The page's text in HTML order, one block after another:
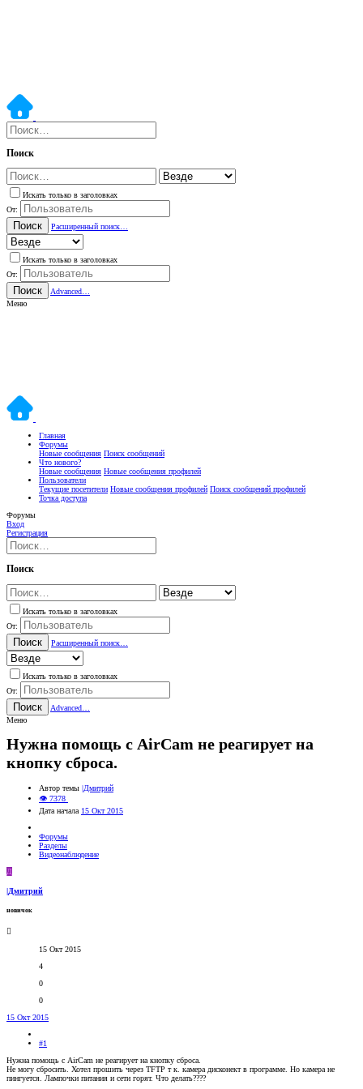
Поиск
Искать только в заголовках
От:
Поиск Расширенный поиск…
Искать только в заголовках
От:
Поиск
Advanced…
Меню
Главная
Форумы
Новые сообщения Поиск сообщений
Что нового?
Новые сообщения Новые сообщения профилей
Пользователи
Текущие посетители Новые сообщения профилей Поиск сообщений профилей
Точка доступа
Форумы
Вход
Регистрация
Поиск
Искать только в заголовках
От:
Поиск Расширенный поиск…
Искать только в заголовках
От:
Поиск
Advanced…
Меню
Нужна помощь с AirCam не реагирует на
кнопку сброса.
Автор темы |Дмитрий
👁 7378
Дата начала 15 Окт 2015
Форумы
Разделы
Видеонаблюдение
Д
|Дмитрий
новичок
15 Окт 2015
4
0
0
15 Окт 2015
#1
Нужна помощь с AirCam не реагирует на кнопку сброса.
Не могу сбросить. Хотел прошить через TFTP т к. камера дисконект в программе. Но камера не
пингуется. Лампочки питания и сети горят. Что делать????